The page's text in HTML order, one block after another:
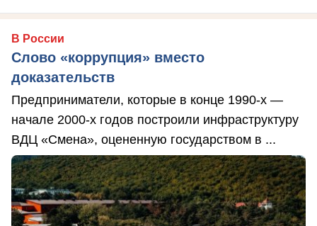
В России
Слово «коррупция» вместо
доказательств
Предприниматели, которые в конце 1990-х —
начале 2000-х годов построили инфраструктуру
ВДЦ «Смена», оцененную государством в ...